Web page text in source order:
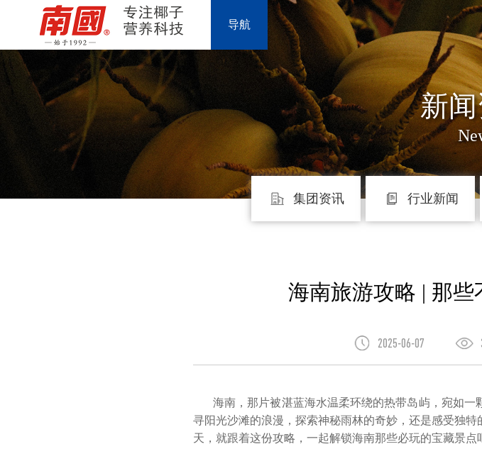
导航
新
集团资讯 行业新闻
海南旅游攻略 | 那
2025-06-07
海南，那片被湛蓝海水温柔环绕的热带岛屿，宛如
寻阳光沙滩的浪漫，探索神秘雨林的奇妙，还是感受独
天，就跟着这份攻略，一起解锁海南那些必玩的宝藏景点